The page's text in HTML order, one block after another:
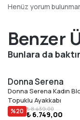
Henüz yorum
Benzer
Bunlara da
Donna Serena
Donna Serena Kadın
Topuklu Ayakkabı
%20 ₺ 8.439,00
₺ 6.749,00